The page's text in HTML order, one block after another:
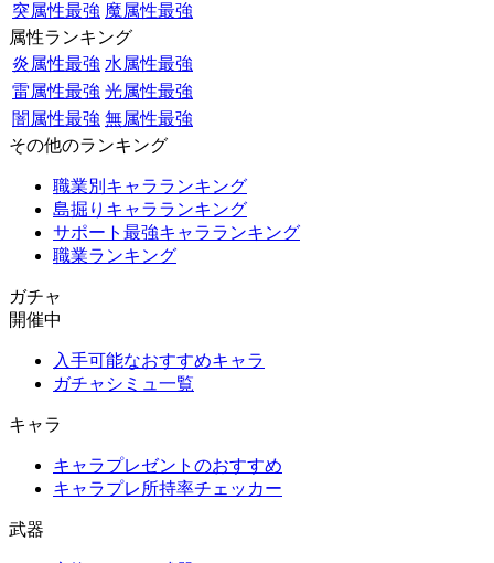
突属性最強 魔属性最強
属性ランキング
炎属性最強 水属性最強
雷属性最強 光属性最強
闇属性最強 無属性最強
その他のランキング
職業別キャラランキング
島掘りキャラランキング
サポート最強キャラランキング
職業ランキング
ガチャ
開催中
入手可能なおすすめキャラ
ガチャシミュ一覧
キャラ
キャラプレゼントのおすすめ
キャラプレ所持率チェッカー
武器